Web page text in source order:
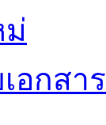
ม่
อกสาร